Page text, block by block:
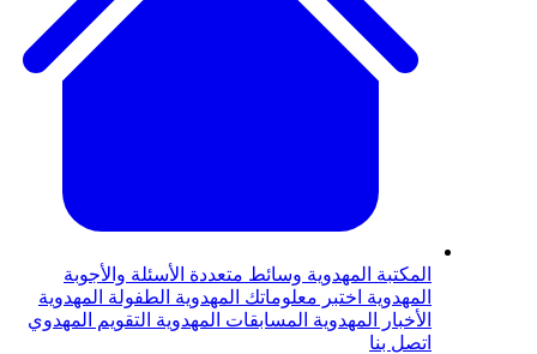
المكتبة المهدوية وسائط متعددة الأسئلة والأجوبة
المهدوية اختبر معلوماتك المهدوية الطفولة المهدوية
الأخبار المهدوية المسابقات المهدوية التقويم المهدوي
اتصل بنا